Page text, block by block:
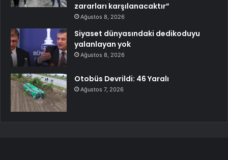
zararları karşılanacaktır”
Ağustos 8, 2026
Siyaset dünyasındaki dedikoduyu
yalanlayan yok
Ağustos 8, 2026
Otobüs Devrildi: 46 Yaralı
Ağustos 7, 2026